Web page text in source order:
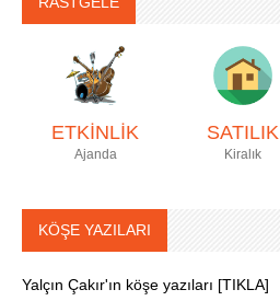
ETKİNLİK
Ajanda
SATILIK
Kiralık
KÖŞE YAZILARI
Yalçın Çakır'ın köşe yazıları [TIKLA]